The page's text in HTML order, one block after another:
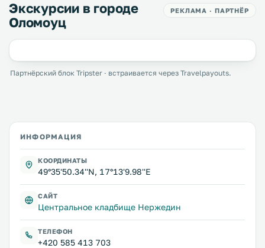
Экскурсии в городе
Оломоуц
РЕКЛАМА · ПАРТНЁР
Партнёрский блок Tripster · встраивается через Travelpayouts.
ИНФОРМАЦИЯ
КООРДИНАТЫ
49°35'50.34''N, 17°13'9.98''E
САЙТ
Центральное кладбище Нержедин
ТЕЛЕФОН
+420 585 413 703